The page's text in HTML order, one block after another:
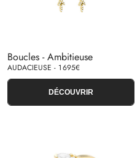
Boucles - Ambitieuse
AUDACIEUSE - 1 695€
DÉCOUVRIR